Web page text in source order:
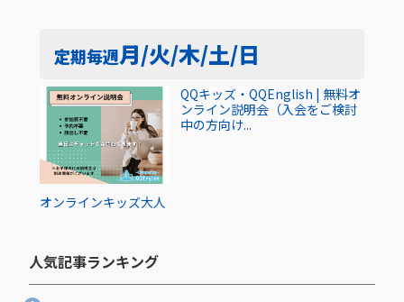
定期毎週月/火/木/土/日
オンラインキッズ大人
QQキッズ・QQEnglish | 無料オ
ンライン説明会（入会をご検討
中の方向け...
人気記事ランキング​